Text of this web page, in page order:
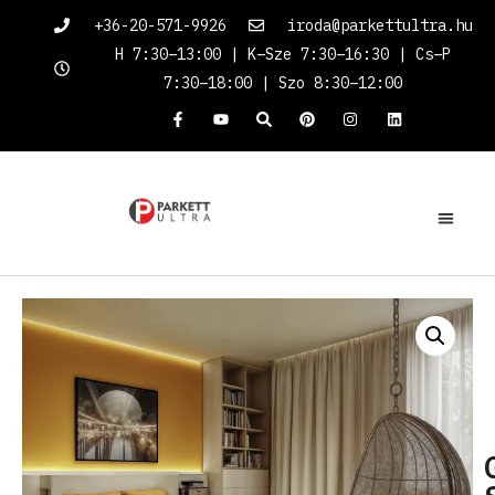
+36-20-571-9926
iroda@parkettultra.hu
H 7:30–13:00 | K–Sze 7:30–16:30 | Cs–P
7:30–18:00 | Szo 8:30–12:00